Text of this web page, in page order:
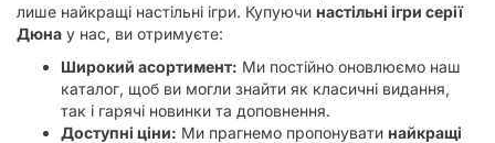
лише найкращі настільні ігри. Купуючи настільні ігри серії
Дюна у нас, ви отримуєте:
Широкий асортимент: Ми постійно оновлюємо наш
каталог, щоб ви могли знайти як класичні видання,
так і гарячі новинки та доповнення.
Доступні ціни: Ми прагнемо пропонувати найкращі